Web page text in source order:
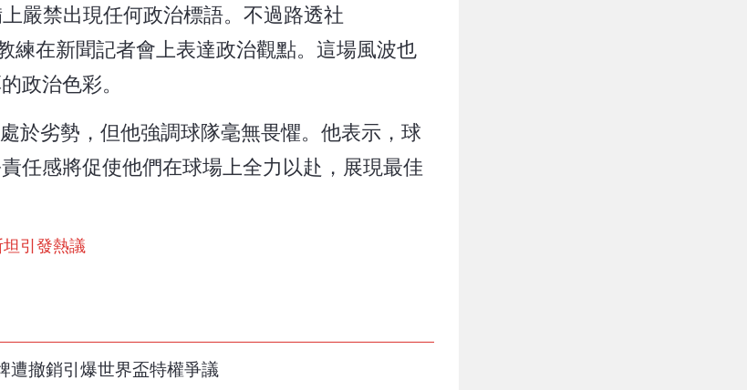
嚴禁出現任何政治標語。不過路透社
練在新聞記者會上表達政治觀點。這場風波也
政治色彩。
於劣勢，但他強調球隊毫無畏懼。他表示，球
任感將促使他們在球場上全力以赴，展現最佳
引發熱議
遭撤銷引爆世界盃特權爭議